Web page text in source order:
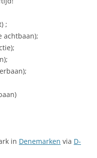
;
achtbaan);
in Denemarken via D-